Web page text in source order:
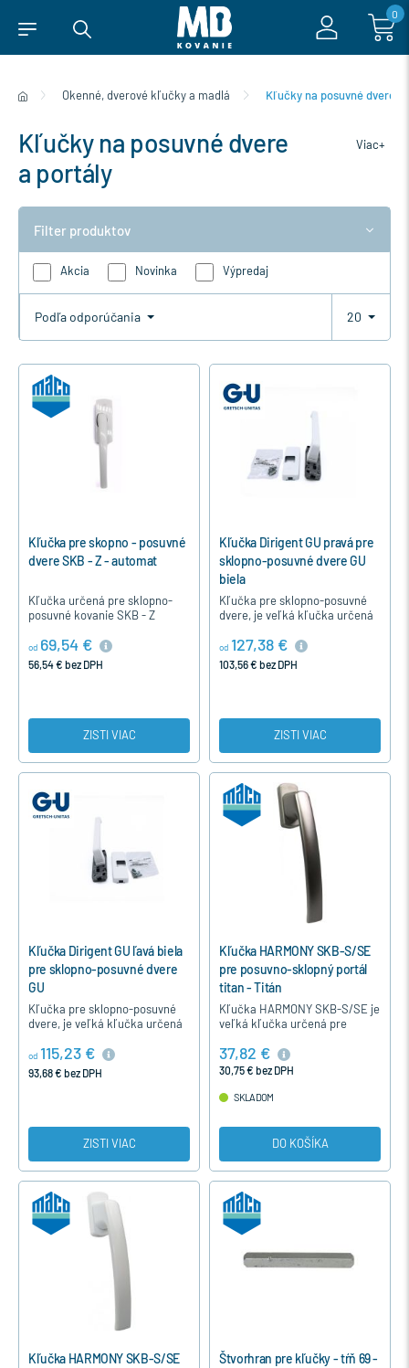
0
Okenné, dverové kľučky a madlá Kľučky na posuvné dvere a
Kľučky na posuvné dvere
a portály
Viac+
Filter produktov
Akcia Novinka Výpredaj
Podľa odporúčania 20
Kľučka pre skopno - posuvné
dvere SKB - Z - automat
Kľučka určená pre sklopno-
posuvné kovanie SKB - Z
kľučky pri pohľade z vnútra.
Napríklad ak sú dvere posuvné
z…
od 69,54 €
56,54 € bez DPH
ZISTI VIAC
Kľučka Dirigent GU pravá pre
sklopno-posuvné dvere GU
biela
Kľučka pre sklopno-posuvné
dvere, je veľká kľučka určená
okuté s kovaním GU
od 127,38 €
103,56 € bez DPH
ZISTI VIAC
Kľučka Dirigent GU ľavá biela
pre sklopno-posuvné dvere
GU
Kľučka pre sklopno-posuvné
dvere, je veľká kľučka určená
okuté s kovaním GU
od 115,23 €
93,68 € bez DPH
ZISTI VIAC
Kľučka HARMONY SKB-S/SE
pre posuvno-sklopný portál
titan - Titán
Kľučka HARMONY SKB-S/SE je
veľká kľučka určená pre
plastové dvere. Jej dlhý úchyt
umožňuje jednoduché a
37,82 €
30,75 € bez DPH
SKLADOM
DO KOŠÍKA
Kľučka HARMONY SKB-S/SE
Štvorhran pre kľučky - tŕň 69 -